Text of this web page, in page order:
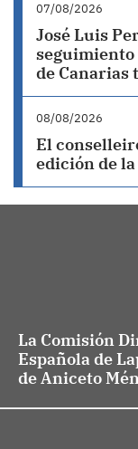
07/08/2026
José Luis
seguimiento
de Canarias
08/08/2026
El
edición de
La Comisión
Española de
de Aniceto